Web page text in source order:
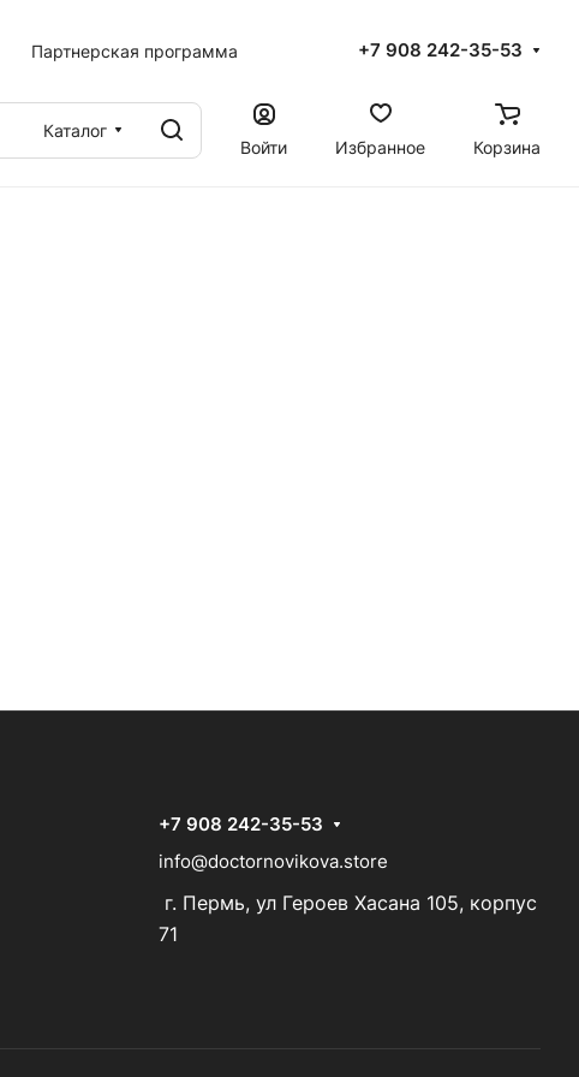
Партнерская программа +7 908 242-35-53
Каталог
Войти
Избранное Корзина
+7 908 242-35-53
info@doctornovikova.store
г. Пермь, ул Героев Хасана 105, корпус
71